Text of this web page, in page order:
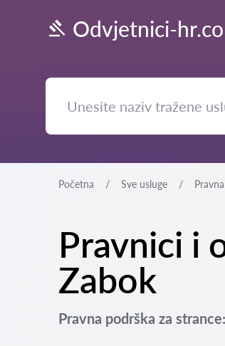
Odvjetnici-
Početna Sve usluge
Pravnici i
Zabok
Pravna podrška za